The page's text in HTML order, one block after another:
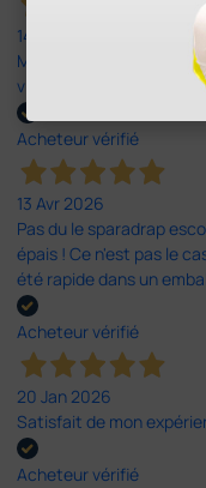
14 Avr 2026
Mon article reçu est
vidéo proposée par le
Acheteur vérifié
13 Avr 2026
Pas du le sparadrap
épais ! Ce n'est pas le
été rapide dans un
Acheteur vérifié
20 Jan 2026
Satisfait de mon
Acheteur vérifié